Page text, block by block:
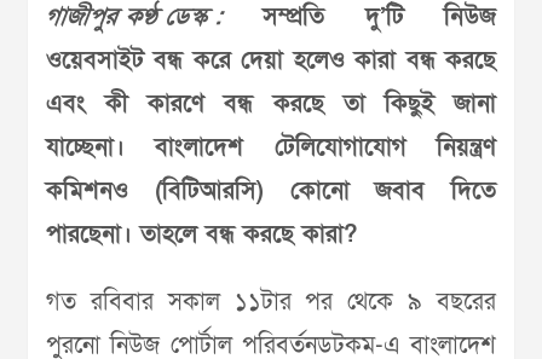
গাজীপুর কণ্ঠ ডেস্ক :সম্প্রতি দু’টি নিউজ
ওয়েবসাইট বন্ধ করে দেয়া হলেও কারা বন্ধ করছে
এবং কী কারণে বন্ধ করছে তা কিছুই জানা
যাচ্ছেনা। বাংলাদেশ টেলিযোগাযোগ নিয়ন্ত্রণ
কমিশনও (বিটিআরসি) কোনো জবাব দিতে
পারছেনা। তাহলে বন্ধ করছে কারা?
গত রবিবার সকাল ১১টার পর থেকে ৯ বছরের
পুরনো নিউজ পোর্টাল পরিবর্তনডটকম-এ বাংলাদেশ